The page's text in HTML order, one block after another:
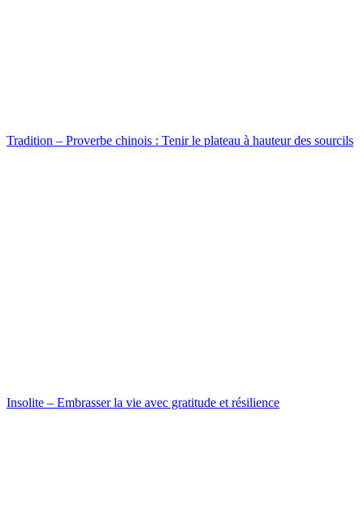
Tradition – Proverbe chinois : Tenir le plateau à hauteur des sourcils
Insolite – Embrasser la vie avec gratitude et résilience